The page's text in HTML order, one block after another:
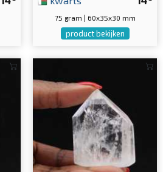
75 gram | 60x35x30 mm
product bekijken